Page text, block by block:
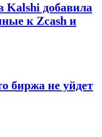
Kalshi добавила
к Zcash и
биржа не уйдет